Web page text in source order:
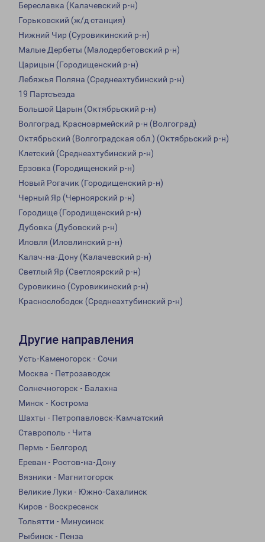
Береславка (Калачевский р-н)
Горьковский (ж/д станция)
Нижний Чир (Суровикинский р-н)
Малые Дербеты (Малодербетовский р-н)
Царицын (Городищенский р-н)
Лебяжья Поляна (Среднеахтубинский р-н)
19 Партсъезда
Большой Царын (Октябрьский р-н)
Волгоград, Красноармейский р-н (Волгоград)
Октябрьский (Волгоградская обл.) (Октябрьский р-н)
Клетский (Среднеахтубинский р-н)
Ерзовка (Городищенский р-н)
Новый Рогачик (Городищенский р-н)
Черный Яр (Черноярский р-н)
Городище (Городищенский р-н)
Дубовка (Дубовский р-н)
Иловля (Иловлинский р-н)
Калач-на-Дону (Калачевский р-н)
Светлый Яр (Светлоярский р-н)
Суровикино (Суровикинский р-н)
Краснослободск (Среднеахтубинский р-н)
Другие направления
Усть-Каменогорск - Сочи
Москва - Петрозаводск
Солнечногорск - Балахна
Минск - Кострома
Шахты - Петропавловск-Камчатский
Ставрополь - Чита
Пермь - Белгород
Ереван - Ростов-на-Дону
Вязники - Магнитогорск
Великие Луки - Южно-Сахалинск
Киров - Воскресенск
Тольятти - Минусинск
Рыбинск - Пенза